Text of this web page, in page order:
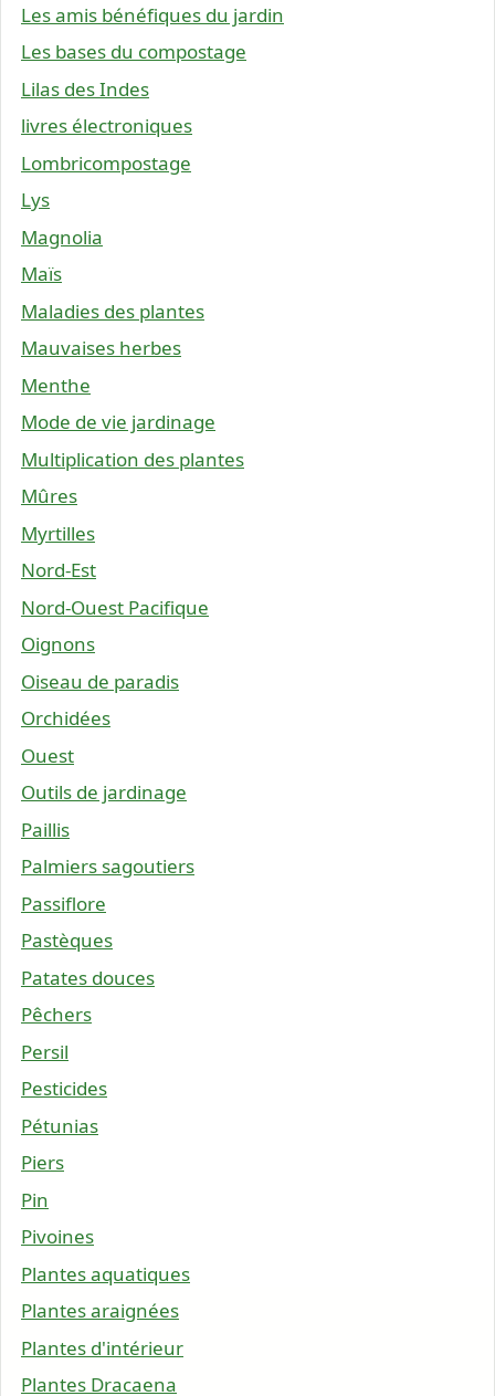
Les amis bénéfiques du jardin
Les bases du compostage
Lilas des Indes
livres électroniques
Lombricompostage
Lys
Magnolia
Maïs
Maladies des plantes
Mauvaises herbes
Menthe
Mode de vie jardinage
Multiplication des plantes
Mûres
Myrtilles
Nord-Est
Nord-Ouest Pacifique
Oignons
Oiseau de paradis
Orchidées
Ouest
Outils de jardinage
Paillis
Palmiers sagoutiers
Passiflore
Pastèques
Patates douces
Pêchers
Persil
Pesticides
Pétunias
Piers
Pin
Pivoines
Plantes aquatiques
Plantes araignées
Plantes d'intérieur
Plantes Dracaena